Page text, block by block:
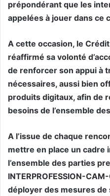
prépondérant que les
appelées à jouer dans ce
A cette occasion, le
réaffirmé sa volonté
de renforcer son appui à
nécessaires, aussi bien
produits digitaux, afin de
besoins de l’ensemble
A l’issue de chaque
mettre en place un cadre
l’ensemble des parties
INTERPROFESSION-
déployer des mesures de